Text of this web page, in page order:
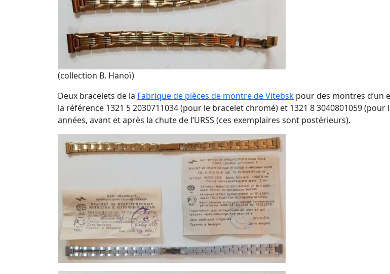
(collection B. Hanoï)
Deux bracelets de la Fabrique de pièces de montre de Vitebsk pour des montres d’un
la référence 1321 5 2030711034 (pour le bracelet chromé) et 1321 8 3040801059
années, avant et après la chute de l’URSS (ces exemplaires sont postérieurs).